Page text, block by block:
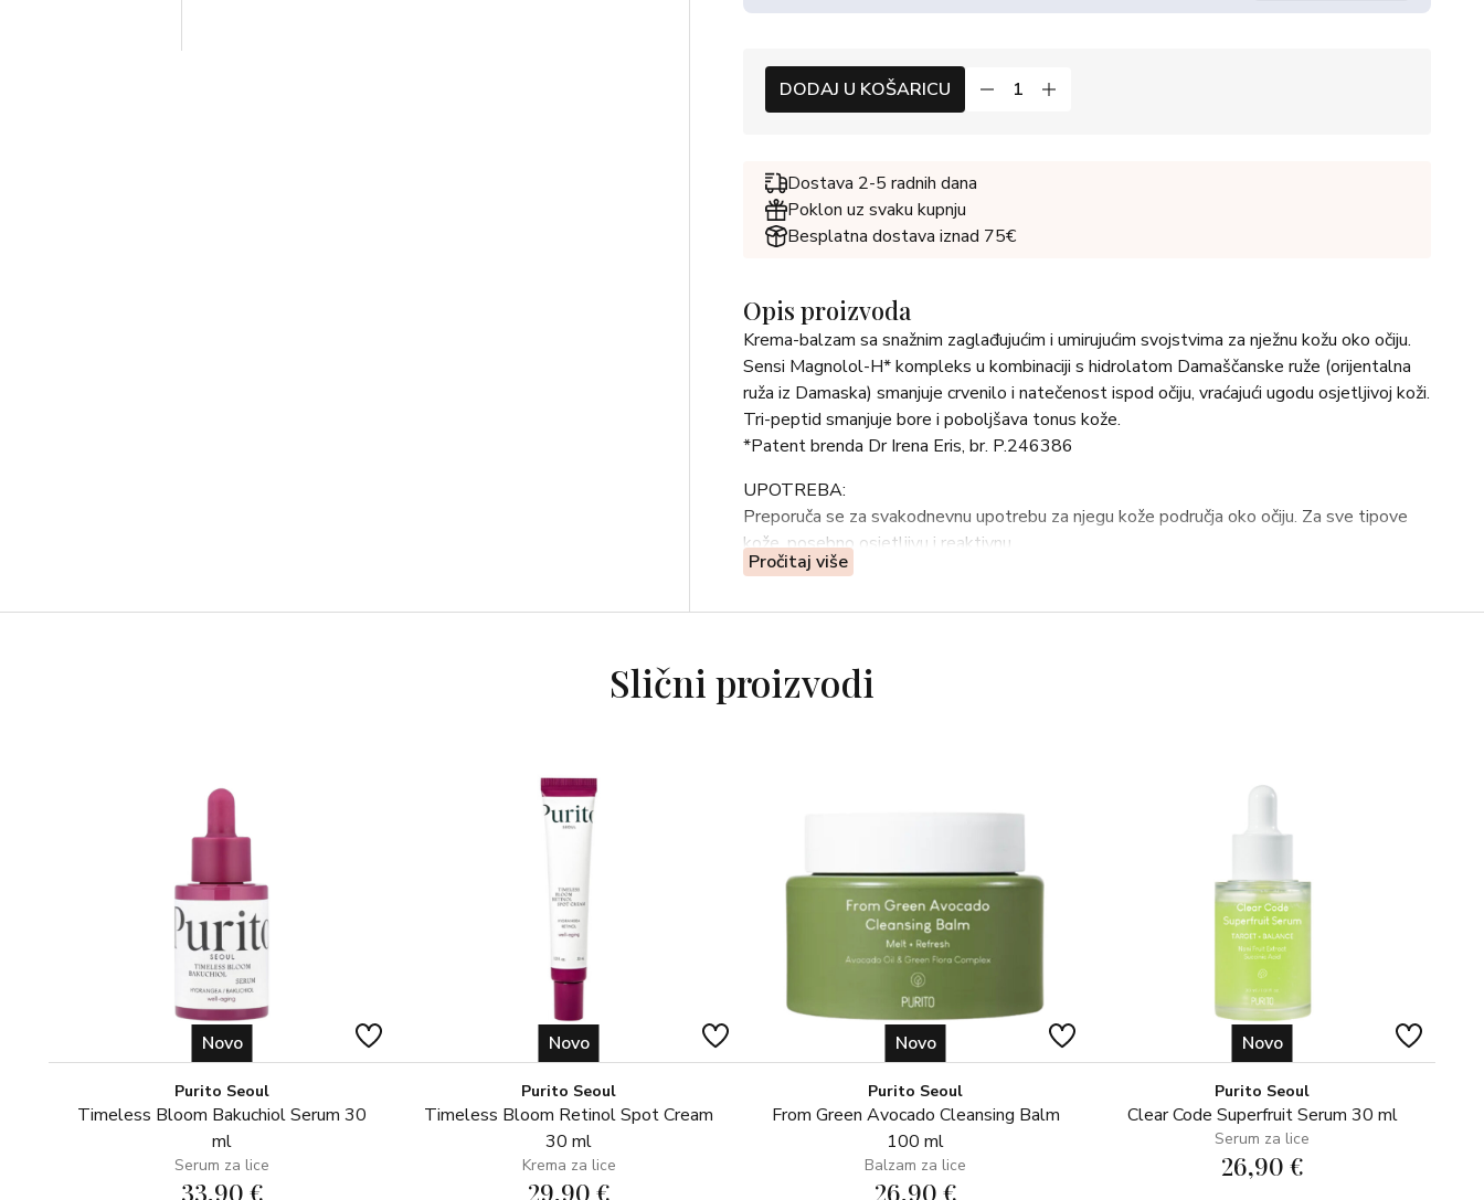
DODAJ U KOŠARICU
Dostava 2-5 radnih dana
Poklon uz svaku kupnju
Besplatna dostava iznad 75€
Opis proizvoda
Krema-balzam sa snažnim zaglađujućim i umirujućim svojstvima za nježnu kožu oko očiju.
Sensi Magnolol-H* kompleks u kombinaciji s hidrolatom Damaščanske ruže (orijentalna
ruža iz Damaska) smanjuje crvenilo i natečenost ispod očiju, vraćajući ugodu osjetljivoj koži.
Tri-peptid smanjuje bore i poboljšava tonus kože.
*Patent brenda Dr Irena Eris, br. P.246386
UPOTREBA:
Preporuča se za svakodnevnu upotrebu za njegu kože područja oko očiju. Za sve tipove
kože, posebno osjetljivu i reaktivnu.
Aqua (Water), Rosa Damascena Flower Water, Glycerin, Isopropyl Isostearate, Cetearyl
Sativa (Rice) Bran Oil, Glycine Soja (Soybean) Seed Extract, Ascorbyl Tetraisopalmitate,
Lonicera Caprifolium (Honeysuckle) Flower Extract, Lonicera Japonica (Honeysuckle)
Phytate, Cellulose, Ethylhexylglycerin, Hydroxyethylcellulose, Silica, Sodium Benzoate,
Pročitaj više
Slični proizvodi
Novo
Purito Seoul
Timeless Bloom Bakuchiol Serum 30
ml
Serum za lice
33,90 €
Novo
Purito Seoul
Timeless Bloom Retinol Spot Cream
30 ml
Krema za lice
29,90 €
Novo
Purito Seoul
From Green Avocado Cleansing Balm
100 ml
Balzam za lice
26,90 €
Novo
Purito Seoul
Clear Code Superfruit Serum 30 ml
Serum za lice
26,90 €